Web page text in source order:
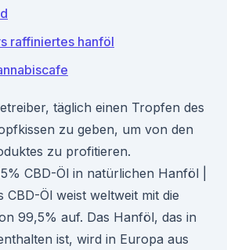
raffiniertes hanföl
täglich einen Tropfen des
zu geben, um von den
zu profitieren.
CBD-Öl in natürlichen Hanföl |
CBD-Öl weist weltweit mit die
99,5% auf. Das Hanföl, das in
ist, wird in Europa aus